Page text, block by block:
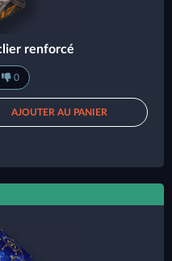
renforcé
0
AJOUTER AU PANIER